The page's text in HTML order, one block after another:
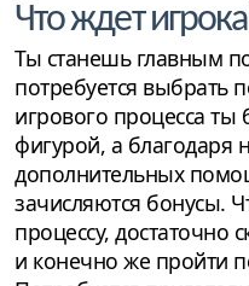
Что ждет
Ты станешь главным
потребуется
игрового процесса ты
фигурой, а благодаря
дополнительных
зачисляются бонусы.
процессу, достаточно
и конечно же пройти